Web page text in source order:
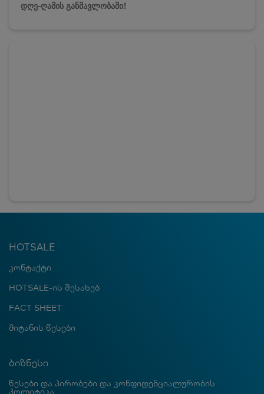
დღე-ღამის განმავლობაში!
HOTSALE
კონტაქტი
HOTSALE-ის შესახებ
FACT SHEET
მიტანის წესები
ბიზნესი
წესები და პირობები და კონფიდენციალურობის
პოლიტიკა